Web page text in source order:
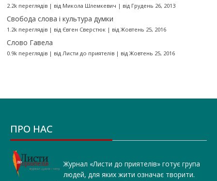
2.2k переглядів| від Микола Шлемкевич | від Грудень 26, 2013
Свобода слова і культура думки
1.2k переглядів| від Євген Сверстюк| від Жовтень 25, 2016
Слово Гавела
0.9k переглядів| від Листи до приятелів| від Жовтень 25, 2016
ПРО НАС
Журнал «Листи до приятелів» готує група
людей, для яких жити означає творити.